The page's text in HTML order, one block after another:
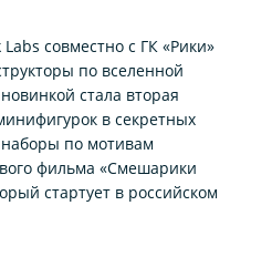
совместно с ГК «Рики»
по вселенной
стала вторая
в секретных
по мотивам
фильма «Смешарики
стартует в российском